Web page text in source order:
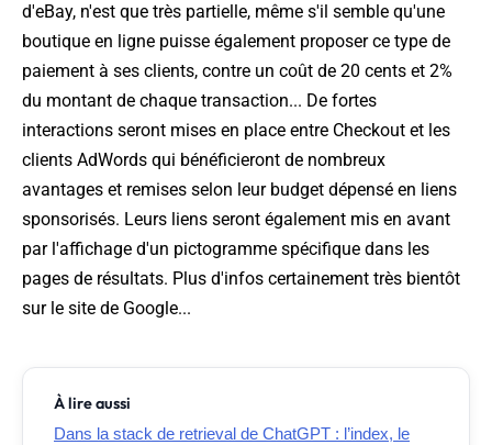
d'eBay, n'est que très partielle, même s'il semble qu'une
boutique en ligne puisse également proposer ce type de
paiement à ses clients, contre un coût de 20 cents et 2%
du montant de chaque transaction... De fortes
interactions seront mises en place entre Checkout et les
clients AdWords qui bénéficieront de nombreux
avantages et remises selon leur budget dépensé en liens
sponsorisés. Leurs liens seront également mis en avant
par l'affichage d'un pictogramme spécifique dans les
pages de résultats. Plus d'infos certainement très bientôt
sur le site de Google...
À lire aussi
Dans la stack de retrieval de ChatGPT : l’index, le